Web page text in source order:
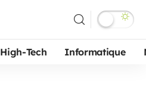
High-Tech Informatique